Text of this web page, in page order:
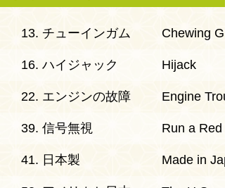
13. チューインガム Chewing
16. ハイジャック Hijack
22. エンジンの故障 Engine
39. 信号無視 Run a Red
41. 日本製 Made in